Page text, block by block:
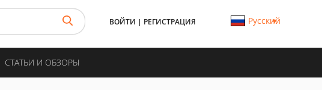
ВОЙТИ | РЕГИСТРАЦИЯ Русский
СТАТЬИ И ОБЗОРЫ